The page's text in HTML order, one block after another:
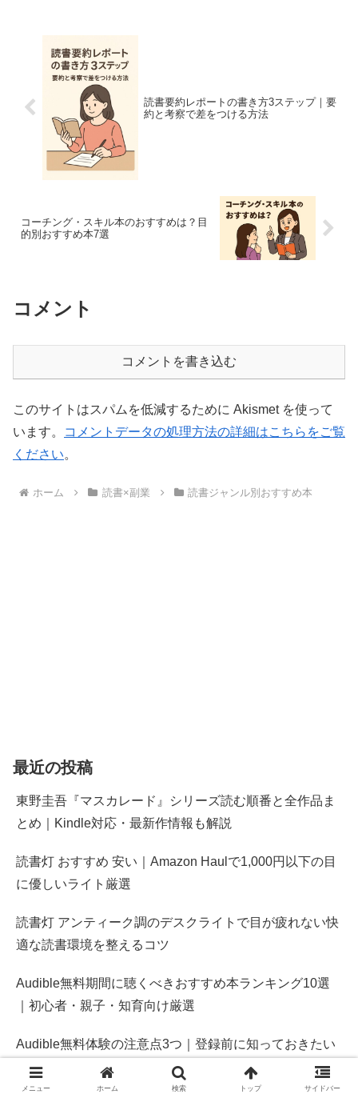
読書要約レポートの書き方3ステップ｜要
約と考察で差をつける方法
コーチング・スキル本のおすすめは？目
的別おすすめ本7選
コメント
コメントを書き込む
このサイトはスパムを低減するために Akismet を使って
います。
コメントデータの処理方法の詳細はこちらをご覧
ください。
ホーム 読書×副業 読書ジャンル別おすすめ本
最近の投稿
東野圭吾『マスカレード』シリーズ読む順番と全作品ま
とめ｜Kindle対応・最新作情報も解説
読書灯 おすすめ 安い｜Amazon Haulで1,000円以下の目
に優しいライト厳選
読書灯 アンティーク調のデスクライトで目が疲れない快
適な読書環境を整えるコツ
Audible無料期間に聴くべきおすすめ本ランキング10選
｜初心者・親子・知育向け厳選
Audible無料体験の注意点3つ｜登録前に知っておきたい
課金・解約・作品保存のポイント
メニュー ホーム 検索 トップ サイドバー